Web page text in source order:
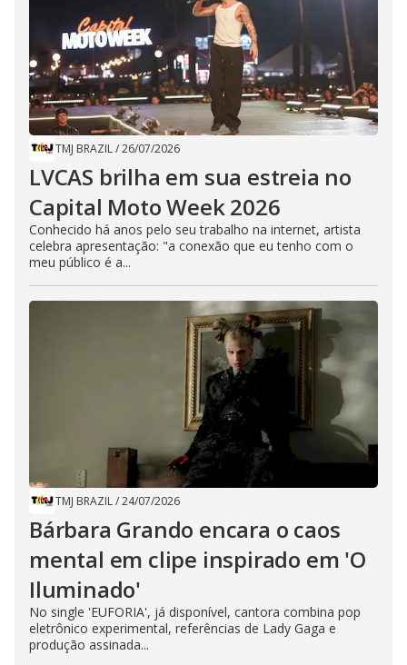
TMJ BRAZIL/26/07/2026
LVCAS brilha em sua estreia no
Capital Moto Week 2026
Conhecido há anos pelo seu trabalho na internet, artista
celebra apresentação: "a conexão que eu tenho com o
meu público é a...
TMJ BRAZIL/24/07/2026
Bárbara Grando encara o caos
mental em clipe inspirado em 'O
Iluminado'
No single 'EUFORIA', já disponível, cantora combina pop
eletrônico experimental, referências de Lady Gaga e
produção assinada...